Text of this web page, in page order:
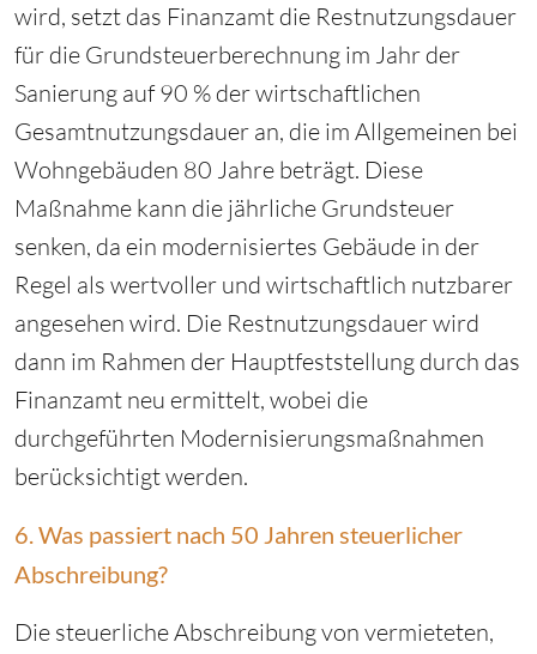
wird, setzt das Finanzamt die Restnutzungsdauer
für die Grundsteuerberechnung im Jahr der
Sanierung auf 90 % der wirtschaftlichen
Gesamtnutzungsdauer an, die im Allgemeinen bei
Wohngebäuden 80 Jahre beträgt. Diese
Maßnahme kann die jährliche Grundsteuer
senken, da ein modernisiertes Gebäude in der
Regel als wertvoller und wirtschaftlich nutzbarer
angesehen wird. Die Restnutzungsdauer wird
dann im Rahmen der Hauptfeststellung durch das
Finanzamt neu ermittelt, wobei die
durchgeführten Modernisierungsmaßnahmen
berücksichtigt werden.
6. Was passiert nach 50 Jahren steuerlicher
Abschreibung?
Die steuerliche Abschreibung von vermieteten,